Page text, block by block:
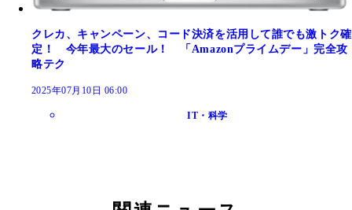
クレカ、キャンペーン、コード決済を活用して誰でも激トク確
定！ 今年最大のセール！ 「Amazonプライムデー」完全攻
略テク
2025年07月10日 06:00
IT・科学